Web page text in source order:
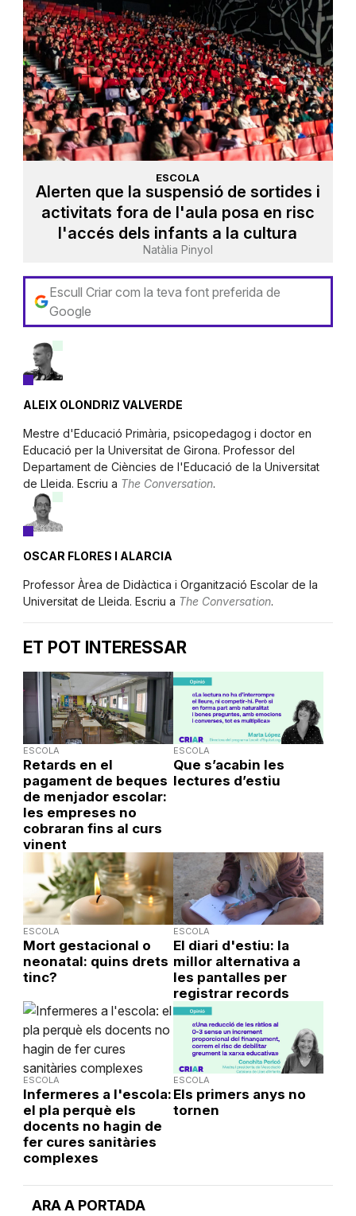
ARA A PORTADA
ESCOLA
Alerten que la suspensió de sortides i
activitats fora de l'aula posa en risc
l'accés dels infants a la cultura
Natàlia Pinyol
Escull Criar com la teva font preferida de
Google
ALEIX OLONDRIZ VALVERDE
Mestre d'Educació Primària, psicopedagog i doctor en
Educació per la Universitat de Girona. Professor del
Departament de Ciències de l'Educació de la Universitat
de Lleida. Escriu a The Conversation.
OSCAR FLORES I ALARCIA
Professor Àrea de Didàctica i Organització Escolar de la
Universitat de Lleida. Escriu a The Conversation.
ET POT INTERESSAR
ESCOLA
Retards en el
pagament de beques
de menjador escolar:
les empreses no
cobraran fins al curs
vinent
ESCOLA
Que s’acabin les
lectures d’estiu
ESCOLA
Mort gestacional o
neonatal: quins drets
tinc?
ESCOLA
El diari d'estiu: la
millor alternativa a
les pantalles per
registrar records
ESCOLA
Infermeres a l'escola:
el pla perquè els
docents no hagin de
fer cures sanitàries
complexes
ESCOLA
Els primers anys no
tornen